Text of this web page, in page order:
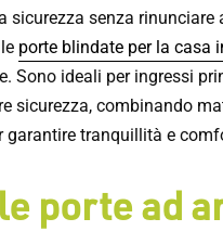
sicurezza senza rinunciare
porte blindate per la casa
Sono ideali per ingressi
sicurezza, combinando
garantire tranquillità e
porte ad